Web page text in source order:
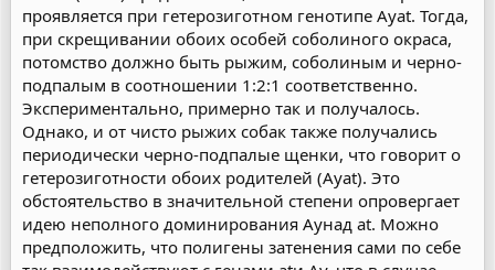
проявляется при гетерозиготном генотипе Ayat. Тогда,
при скрещивании обоих особей соболиного окраса,
потомство должно быть рыжим, соболиным и черно-
подпалым в соотношении 1:2:1 соответственно.
Экспериментально, примерно так и получалось.
Однако, и от чисто рыжих собак также получались
периодически черно-подпалые щенки, что говорит о
гетерозиготности обоих родителей (Ayat). Это
обстоятельство в значительной степени опровергает
идею неполного доминирования Ayнад at. Можно
предположить, что полигены затенения сами по себе